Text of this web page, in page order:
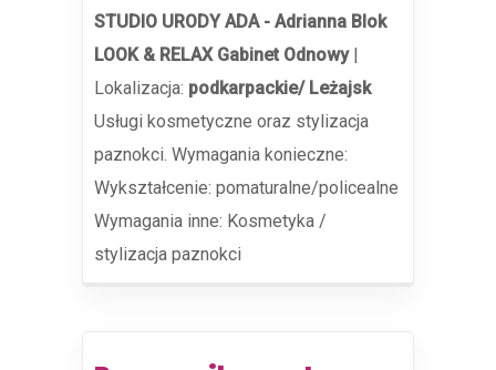
STUDIO URODY ADA - Adrianna Blok
LOOK & RELAX Gabinet Odnowy|
Lokalizacja: podkarpackie/ Leżajsk
Usługi kosmetyczne oraz stylizacja
paznokci. Wymagania konieczne:
Wykształcenie: pomaturalne/policealne
Wymagania inne: Kosmetyka /
stylizacja paznokci